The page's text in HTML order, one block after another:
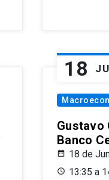
18
Gustavo
Banco
18 de
13:35 a